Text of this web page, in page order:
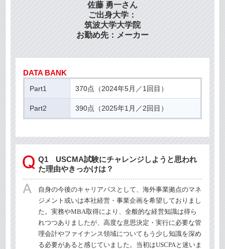
佐藤 勇一さん
ご出身大学：
筑波大学大学院
お勤め先：メーカー
DATA BANK
Part1 370点（2024年5月／1回目）
Part2 390点（2025年1月／2回目）
Q1 USCMA試験にチャレンジしようと思われ
た理由やきっかけは？
自身の今後のキャリアパスとして、海外事業拠点のマネ
ジメント或いは本社経営・事業企画を希望しておりまし
た。実務やMBA取得により、全般的な経営知識は得ら
れつつありましたが、高度な意思決定・実行に必要な管
理会計やファイナンス領域についてもう少し知識を深め
る必要があると感じていました。当初はUSCPAと迷いま